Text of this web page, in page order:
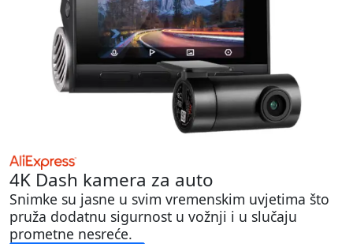
4K Dash kamera za auto
Snimke su jasne u svim vremenskim uvjetima što
pruža dodatnu sigurnost u vožnji i u slučaju
prometne nesreće.